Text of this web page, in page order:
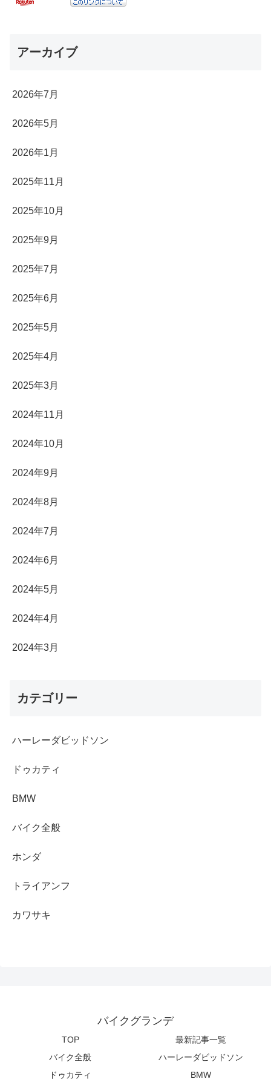
アーカイブ
2026年7月
2026年5月
2026年1月
2025年11月
2025年10月
2025年9月
2025年7月
2025年6月
2025年5月
2025年4月
2025年3月
2024年11月
2024年10月
2024年9月
2024年8月
2024年7月
2024年6月
2024年5月
2024年4月
2024年3月
カテゴリー
ハーレーダビッドソン
ドゥカティ
BMW
バイク全般
ホンダ
トライアンフ
カワサキ
バイクグランデ
TOP
最新記事一覧
バイク全般
ハーレーダビッドソン
ドゥカティ
BMW